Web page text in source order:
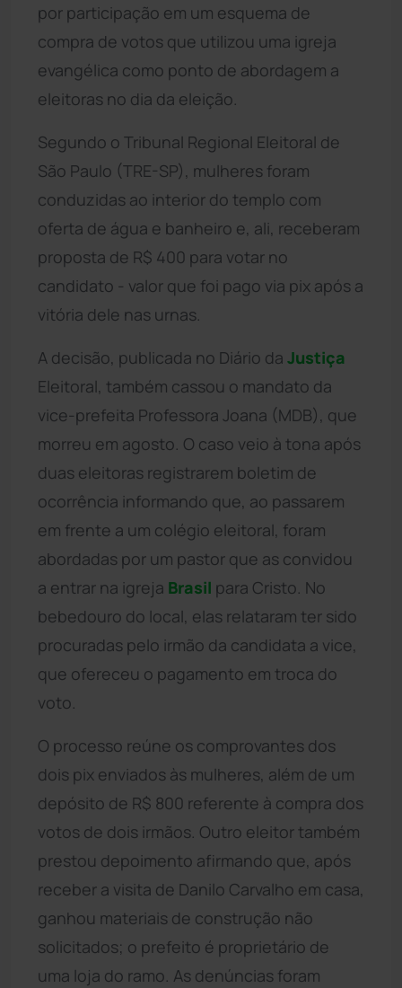
por participação em um esquema de
compra de votos que utilizou uma igreja
evangélica como ponto de abordagem a
eleitoras no dia da eleição.
Segundo o Tribunal Regional Eleitoral de
São Paulo (TRE-SP), mulheres foram
conduzidas ao interior do templo com
oferta de água e banheiro e, ali, receberam
proposta de R$ 400 para votar no
candidato - valor que foi pago via pix após a
vitória dele nas urnas.
A decisão, publicada no Diário da Justiça
Eleitoral, também cassou o mandato da
vice-prefeita Professora Joana (MDB), que
morreu em agosto. O caso veio à tona após
duas eleitoras registrarem boletim de
ocorrência informando que, ao passarem
em frente a um colégio eleitoral, foram
abordadas por um pastor que as convidou
a entrar na igreja Brasil para Cristo. No
bebedouro do local, elas relataram ter sido
procuradas pelo irmão da candidata a vice,
que ofereceu o pagamento em troca do
voto.
O processo reúne os comprovantes dos
dois pix enviados às mulheres, além de um
depósito de R$ 800 referente à compra dos
votos de dois irmãos. Outro eleitor também
prestou depoimento afirmando que, após
receber a visita de Danilo Carvalho em casa,
ganhou materiais de construção não
solicitados; o prefeito é proprietário de
uma loja do ramo. As denúncias foram